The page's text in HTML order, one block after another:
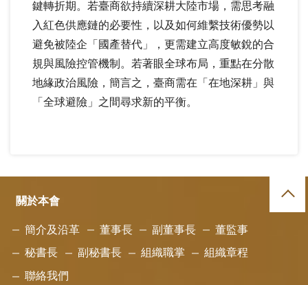
鍵轉折期。若臺商欲持續深耕大陸市場，需思考融
入紅色供應鏈的必要性，以及如何維繫技術優勢以
避免被陸企「國產替代」，更需建立高度敏銳的合
規與風險控管機制。若著眼全球布局，重點在分散
地緣政治風險，簡言之，臺商需在「在地深耕」與
「全球避險」之間尋求新的平衡。
關於本會
簡介及沿革 董事長 副董事長 董監事
秘書長 副秘書長 組織職掌 組織章程
聯絡我們